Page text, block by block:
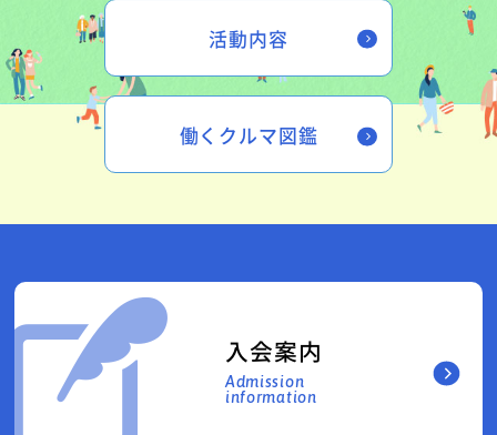
活動内容
働くクルマ図鑑
入会案内
Admission
information